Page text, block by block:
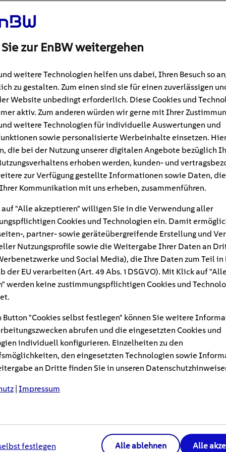
#Laden
Wie man
Ladesäule erkennt
uns heute überall: auf Plakaten, in
an Ladesäulen für Elektroautos. Die
viele Vorteile, werden jedoch immer
Quishing genutzt. Wir erklären,
und wie man gefälschte QR-
mittlerweile auch, um E-Auto-Fahrer*innen vor
zu täuschen. Dabei nutzen sie manipulierte QR-
lotsen und sensible Daten abzugreifen. Neben E-
Kriminellen vor allem auf Kreditkartendaten
bereits über erste Fälle, auch der ADAC und
vor einer steigenden Gefahr.
zur EnBW weitergehen
weitere Technologien helfen uns dabei, Ihren Besuch so
zu gestalten. Zum einen sind sie für einen zuverlässigen
Website unbedingt erforderlich. Diese Cookies und
aktiv. Zum anderen würden wir gerne mit Ihrer
weitere Technologien für individuelle Auswertungen und
sowie personalisierte Werbeinhalte einsetzen.
die bei der Nutzung unserer digitalen Angebote bezüglich
erhoben werden, kunden- und
zur Verfügung gestellte Informationen sowie Daten,
Kommunikation mit uns erheben, zusammenführen.
"Alle akzeptieren" willigen Sie in die Verwendung aller
Cookies und Technologien ein. Damit
, partner- sowie geräteübergreifende Erstellung und
Nutzungsprofile sowie die Weitergabe Ihrer Daten an
und Social Media), die Ihre Daten zum Teil in
der EU verarbeiten (Art. 49 Abs. 1 DSGVO). Mit Klick auf
werden keine zustimmungspflichtigen Cookies und
Button "Cookies selbst festlegen" können Sie weitere
abrufen und die eingesetzten Cookies und
individuell konfigurieren. Einzelheiten zu den
den eingesetzten Technologien sowie
an Dritte finden Sie in unseren
| Impressum
festlegen Alle ablehnen Alle